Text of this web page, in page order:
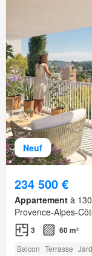
Neuf
234 500 €
Appartement à
Provence-Alpes-
3 60 m²
Balcon Terrasse